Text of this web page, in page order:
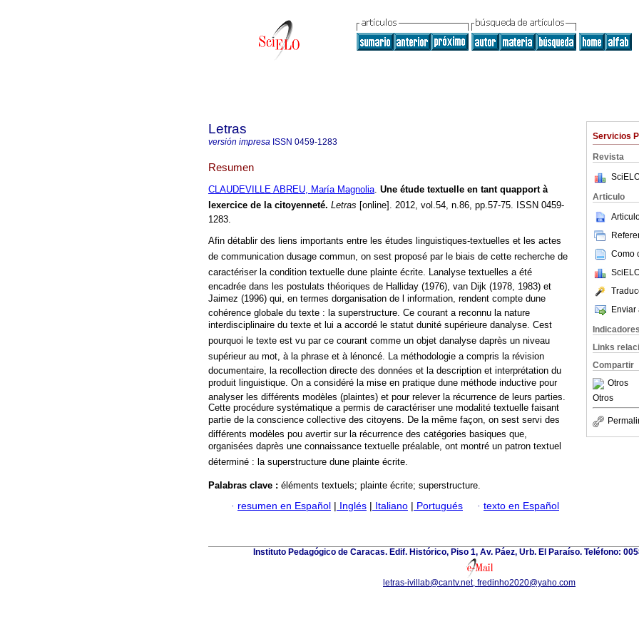
Servicios
Revista
Articulo
Como
Enviar
Indicadores
Links
Compartir
Otros
Otros
Letras
versión impresa ISSN 0459-1283
Resumen
CLAUDEVILLE ABREU, María Magnolia. Une étude textuelle en tant quapport à
lexercice de la citoyenneté. Letras [online]. 2012, vol.54, n.86, pp.57-75. ISSN 0459-
1283.
Afin détablir des liens importants entre les études linguistiques-textuelles et les actes
de communication dusage commun, on sest proposé par le biais de cette recherche de
caractériser la condition textuelle dune plainte écrite. Lanalyse textuelles a été
encadrée dans les postulats théoriques de Halliday (1976), van Dijk (1978, 1983) et
Jaimez (1996) qui, en termes dorganisation de l information, rendent compte dune
cohérence globale du texte : la superstructure. Ce courant a reconnu la nature
interdisciplinaire du texte et lui a accordé le statut dunité supérieure danalyse. Cest
pourquoi le texte est vu par ce courant comme un objet danalyse daprès un niveau
supérieur au mot, à la phrase et à lénoncé. La méthodologie a compris la révision
documentaire, la recollection directe des données et la description et interprétation du
produit linguistique. On a considéré la mise en pratique dune méthode inductive pour
analyser les différents modèles (plaintes) et pour relever la récurrence de leurs parties.
Cette procédure systématique a permis de caractériser une modalité textuelle faisant
partie de la conscience collective des citoyens. De la même façon, on sest servi des
différents modèles pou avertir sur la récurrence des catégories basiques que,
organisées daprès une connaissance textuelle préalable, ont montré un patron textuel
déterminé : la superstructure dune plainte écrite.
Palabras clave : éléments textuels; plainte écrite; superstructure.
· resumen en Español | Inglés | Italiano | Portugués · texto en Español
Instituto Pedagógico de Caracas. Edif. Histórico, Piso 1, Av. Páez, Urb. El Paraíso. Teléfono:
letras-ivillab@cantv.net, fredinho2020@yaho.com